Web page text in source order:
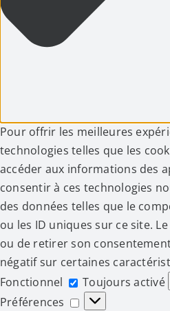
Pour offrir les meilleures
technologies telles que les
accéder aux informations des
consentir à ces technologies
des données telles que le
ou les ID uniques sur ce site.
ou de retirer son
négatif sur certaines
Fonctionnel
Fonctionnel
Toujours activé
Préférences
Préférences